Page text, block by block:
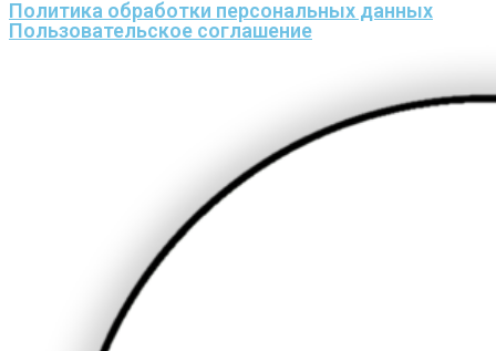
Политика обработки персональных данных
Пользовательское соглашение